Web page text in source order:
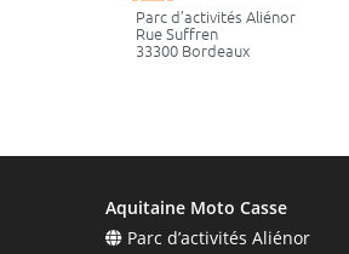
Parc d’activités Aliénor
Rue Suffren
33300 Bordeaux
Aquitaine Moto Casse
Parc d’activités Aliénor